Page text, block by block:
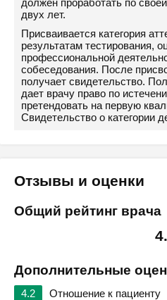
должен проработать по
двух лет.
Присваивается категория
результатам тестирования,
профессиональной
собеседования. После
получает свидетельство.
дает врачу право по
претендовать на первую
Свидетельство о категории
Отзывы и оценки
Общий рейтинг врача
Дополнительные
4.2
Отношение к пациенту